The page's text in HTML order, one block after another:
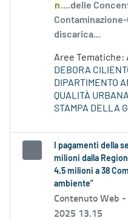
n....delle
Contaminazione-
discarica...
Aree Tematiche:
DEBORA
DIPARTIMENTO
QUALITÀ URBANA
STAMPA DELLA
I pagamenti della
milioni dalla
4,5 milioni a 38
ambiente”
Contenuto Web -
2025 13.15